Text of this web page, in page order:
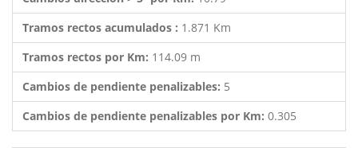
Tramos rectos acumulados : 1.871 Km
Tramos rectos por Km: 114.09 m
Cambios de pendiente penalizables: 5
Cambios de pendiente penalizables por Km: 0.305